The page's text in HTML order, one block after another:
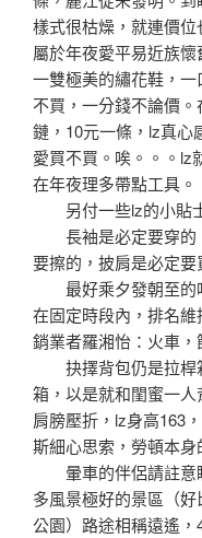
樣式很枯燥，就連價
屬於年夜愛平易近族
一雙極美的繡花鞋，
不買，一分錢不論價
鏈，10元一條，lz真心
愛買不買。唉。。。lz
在年夜理多帶點工具。
另付一些lz的小貼
長袖是必定要穿的
要擦的，披肩是必定要
最好乘夕發朝至的
在固定時段內，排名
銷業者羅湘怡：火車，
抉擇背包仍是拉桿
箱，以是就和閨蜜一
肩膀壓折，lz身高163
斯細心思索，勞頓本身
暈車的伴侶請註意
多風景極好的景區（
公園）路途相稱遠遙